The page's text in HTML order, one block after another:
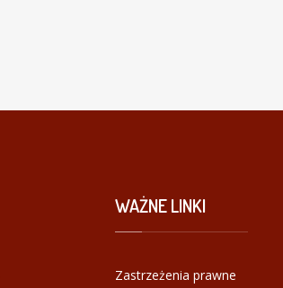
WAŻNELINKI
Zastrzeżenia prawne